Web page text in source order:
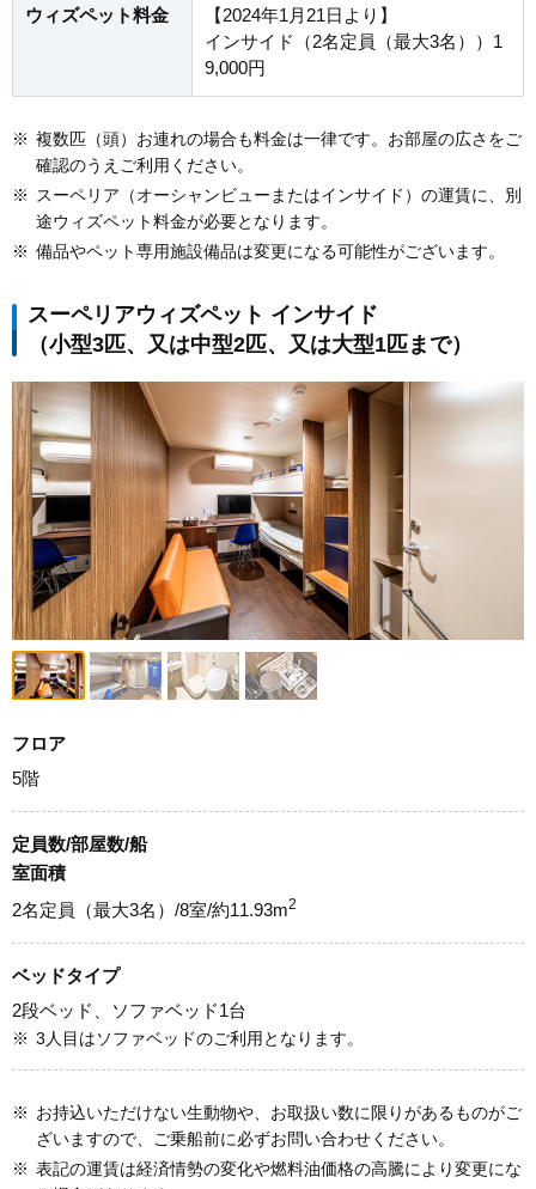
ウィズペット料金
【2024年1月21日より】
インサイド（2名定員（最大3名））1
9,000円
※ 複数匹（頭）お連れの場合も料金は一律です。お部屋の広さをご
確認のうえご利用ください。
※ スーペリア（オーシャンビューまたはインサイド）の運賃に、別
途ウィズペット料金が必要となります。
※ 備品やペット専用施設備品は変更になる可能性がございます。
スーペリアウィズペット インサイド
（小型3匹、又は中型2匹、又は大型1匹まで）
フロア
5階
定員数/部屋数/船
室面積
2名定員（最大3名）/8室/約11.93m2
ベッドタイプ
2段ベッド、ソファベッド1台
※ 3人目はソファベッドのご利用となります。
※ お持込いただけない生動物や、お取扱い数に限りがあるものがご
ざいますので、ご乗船前に必ずお問い合わせください。
※ 表記の運賃は経済情勢の変化や燃料油価格の高騰により変更にな